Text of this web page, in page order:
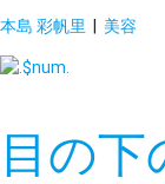
本島 彩帆里 | 美容
目の下